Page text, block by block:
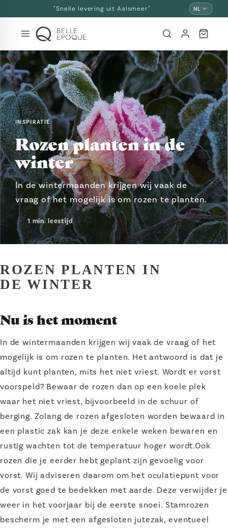
en
inhoud
"Snelle levering uit Aalsmeer" NL
INSPIRATIE
Rozen planten in de
winter
In de wintermaanden krijgen wij vaak de
vraag of het mogelijk is om rozen te planten.
1 min. leestijd
ROZEN PLANTEN IN
DE WINTER
Nu is het moment
In de wintermaanden krijgen wij vaak de vraag of het
mogelijk is om rozen te planten. Het antwoord is dat je
altijd kunt planten, mits het niet vriest. Wordt er vorst
voorspeld? Bewaar de rozen dan op een koele plek
waar het niet vriest, bijvoorbeeld in de schuur of
berging. Zolang de rozen afgesloten worden bewaard in
een plastic zak kan je deze enkele weken bewaren en
rustig wachten tot de temperatuur hoger wordt.Ook
rozen die je eerder hebt geplant zijn gevoelig voor
vorst. Wij adviseren daarom om het oculatiepunt voor
de vorst goed te bedekken met aarde. Deze verwijder je
weer in het voorjaar bij de eerste snoei. Stamrozen
bescherm je met een afgesloten jutezak, eventueel